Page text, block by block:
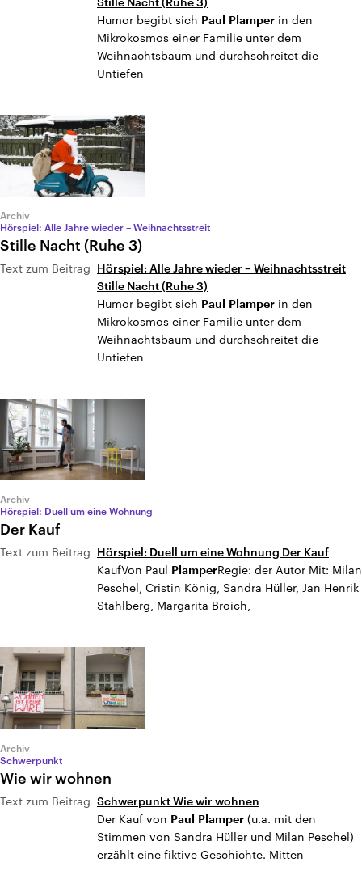
Humor begibt sich Paul Plamper in den
Mikrokosmos einer Familie unter dem
Weihnachtsbaum und durchschreitet die
Untiefen
Archiv
Hörspiel: Alle Jahre wieder – Weihnachtsstreit
Stille Nacht (Ruhe 3)
Text zum Beitrag Hörspiel: Alle Jahre wieder – Weihnachtsstreit
Stille Nacht (Ruhe 3)
Humor begibt sich Paul Plamper in den
Mikrokosmos einer Familie unter dem
Weihnachtsbaum und durchschreitet die
Untiefen
Archiv
Hörspiel: Duell um eine Wohnung
Der Kauf
Text zum Beitrag Hörspiel: Duell um eine Wohnung Der Kauf
KaufVon Paul PlamperRegie: der Autor Mit: Milan
Peschel, Cristin König, Sandra Hüller, Jan Henrik
Stahlberg, Margarita Broich,
Archiv
Schwerpunkt
Wie wir wohnen
Text zum Beitrag Schwerpunkt Wie wir wohnen
Der Kauf von Paul Plamper (u.a. mit den
Stimmen von Sandra Hüller und Milan Peschel)
erzählt eine fiktive Geschichte. Mitten